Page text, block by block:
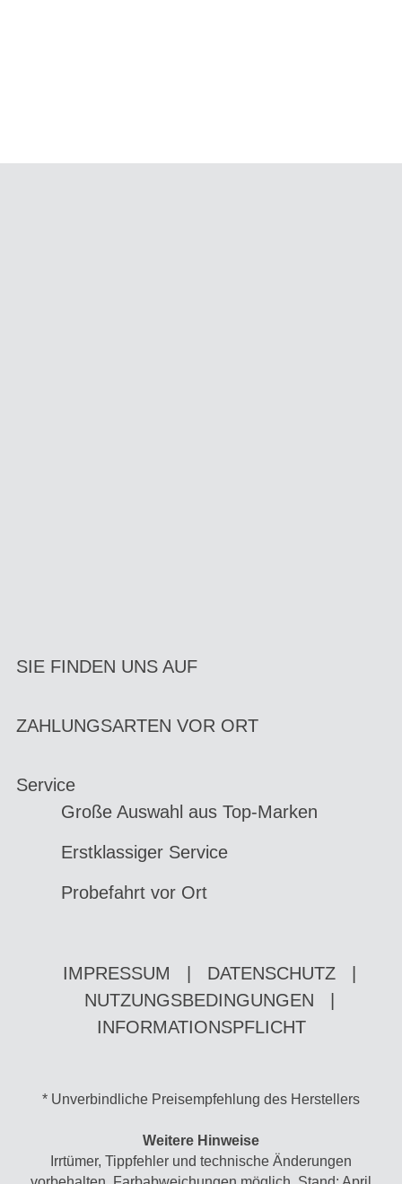
SIE FINDEN UNS AUF
ZAHLUNGSARTEN VOR ORT
Service
Große Auswahl aus Top-Marken
Erstklassiger Service
Probefahrt vor Ort
IMPRESSUM DATENSCHUTZ
NUTZUNGSBEDINGUNGEN
INFORMATIONSPFLICHT
* Unverbindliche Preisempfehlung des Herstellers
Weitere Hinweise
Irrtümer, Tippfehler und technische Änderungen